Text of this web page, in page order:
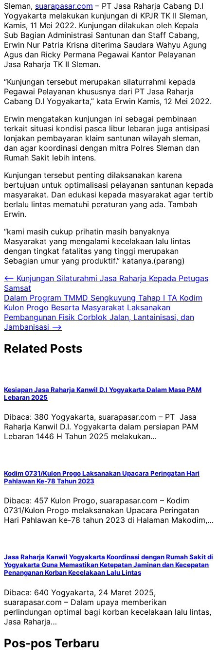
Sleman, suarapasar.com – PT Jasa Raharja Cabang D.I
Yogyakarta melakukan kunjungan di KPJR TK II Sleman,
Kamis, 11 Mei 2022. Kunjungan dilakukan oleh Kepala
Sub Bagian Administrasi Santunan dan Staff Cabang,
Erwin Nur Patria Krisna diterima Saudara Wahyu Agung
Agus dan Ricky Permana Pegawai Kantor Pelayanan
Jasa Raharja TK II Sleman.
“Kunjungan tersebut merupakan silaturrahmi kepada
Pegawai Pelayanan khususnya dari PT Jasa Raharja
Cabang D.I Yogyakarta,” kata Erwin Kamis, 12 Mei 2022.
Erwin mengatakan kunjungan ini sebagai pembinaan
terkait situasi kondisi pasca libur lebaran juga antisipasi
lonjakan pembayaran klaim santunan wilayah sleman,
dan agar koordinasi dengan mitra Polres Sleman dan
Rumah Sakit lebih intens.
Kunjungan tersebut penting dilaksanakan karena
bertujuan untuk optimalisasi pelayanan santunan kepada
masyarakat. Dan edukasi kepada masyarakat agar tertib
berlalu lintas mematuhi peraturan yang ada. Tambah
Erwin.
“kami masih cukup prihatin masih banyaknya
Masyarakat yang mengalami kecelakaan lalu lintas
dengan tingkat fatalitas yang tinggi merupakan
Sebagian umur yang produktif.” katanya.(parang)
Navigasi
pos
⟵ Kunjungan Silaturahmi Jasa Raharja Kepada Petugas
Samsat
Dalam Program TMMD Sengkuyung Tahap I TA Kodim
Kulon Progo Beserta Masyarakat Laksanakan
Pembangunan Fisik Corblok Jalan, Lantainisasi, dan
Jambanisasi ⟶
Related Posts
Kesiapan Jasa Raharja Kanwil D.I Yogyakarta Dalam Masa PAM
Lebaran 2025
Dibaca: 380 Yogyakarta, suarapasar.com – PT Jasa
Raharja Kanwil D.I. Yogyakarta dalam persiapan PAM
Lebaran 1446 H Tahun 2025 melakukan…
Kodim 0731/Kulon Progo Laksanakan Upacara Peringatan Hari
Pahlawan Ke-78 Tahun 2023
Dibaca: 457 Kulon Progo, suarapasar.com – Kodim
0731/Kulon Progo melaksanakan Upacara Peringatan
Hari Pahlawan ke-78 tahun 2023 di Halaman Makodim,…
Jasa Raharja Kanwil Yogyakarta Koordinasi dengan Rumah Sakit di
Yogyakarta Guna Memastikan Ketepatan Jaminan dan Kecepatan
Penanganan Korban Kecelakaan Lalu Lintas
Dibaca: 640 Yogyakarta, 24 Maret 2025,
suarapasar.com – Dalam upaya memberikan
perlindungan optimal bagi korban kecelakaan lalu lintas,
Jasa Raharja…
Pos-pos Terbaru